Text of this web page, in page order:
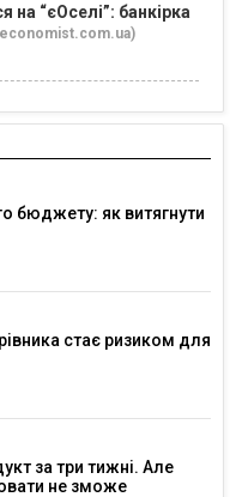
на “єОселі”: банкірка
бюджету: як витягнути
стає ризиком для
за три тижні. Але
не зможе